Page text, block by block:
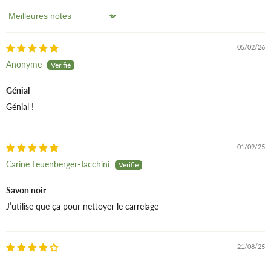
Biodégradable
générations
Composition
100 % végétales (huile d’olive)
Sans additif chimique
et 30%), eau.
100% des ingrédients sont d'origine naturelle.
Sort by
05/02/26
Anonyme
Génial
Génial !
01/09/25
Carine Leuenberger-Tacchini
Savon noir
J’utilise que ça pour nettoyer le carrelage
21/08/25